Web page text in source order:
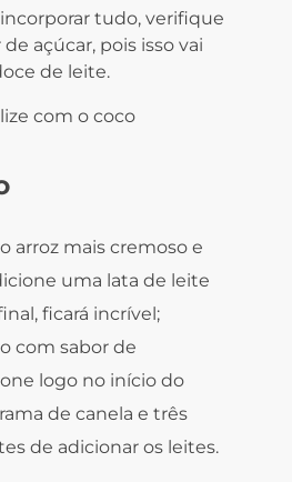
tudo, verifique
açúcar, pois isso vai
de leite.
com o coco
arroz mais cremoso e
uma lata de leite
ficará incrível;
com sabor de
logo no início do
de canela e três
de adicionar os leites.